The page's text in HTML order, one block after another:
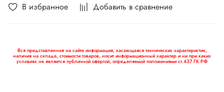
В избранное Добавить в сравнение
Вся представленная на сайте информация, касающаяся технических характеристик,
наличия на складе, стоимости товаров, носит информационный характер и ни при каких
условиях не является публичной офертой, определяемой положениями ст.437 ГК РФ